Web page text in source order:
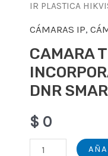
IR PLASTICA
CÁMARAS IP,
CAMARA
DNR
$ 0
CAMARA